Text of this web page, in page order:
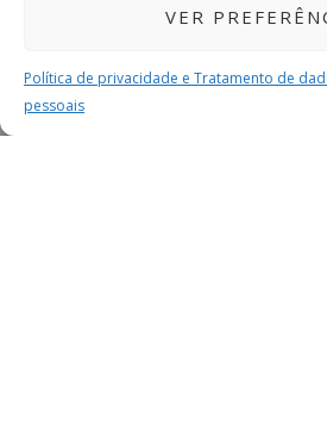
VER
Política de privacidade e Tratamento de
pessoais